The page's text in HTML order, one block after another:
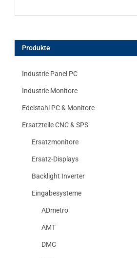
Produkte
Industrie Panel PC
Industrie Monitore
Edelstahl PC & Monitore
Ersatzteile CNC & SPS
Ersatzmonitore
Ersatz-Displays
Backlight Inverter
Eingabesysteme
ADmetro
AMT
DMC